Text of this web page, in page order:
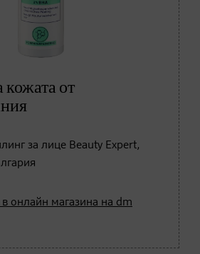
кожата от
за лице Beauty Expert,
в онлайн магазина на dm